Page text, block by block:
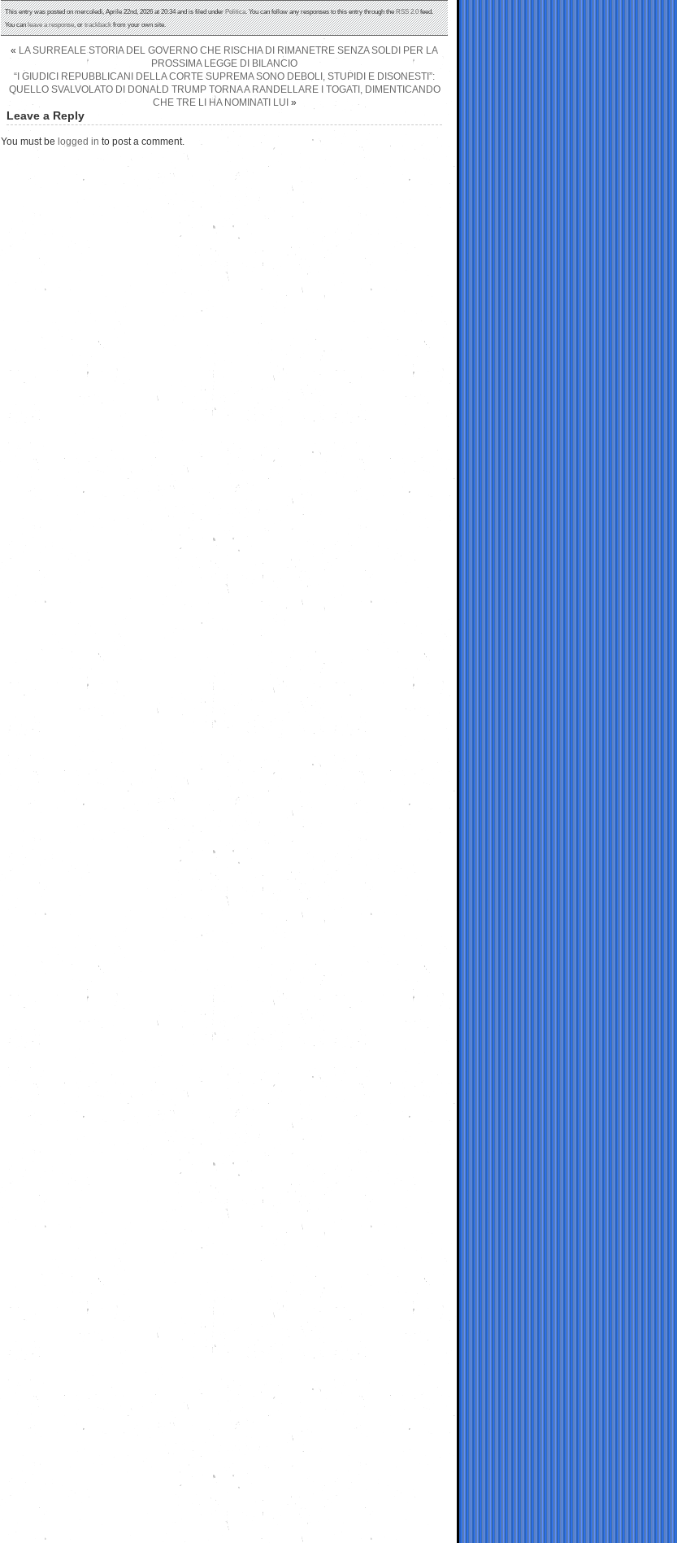
This entry was posted on mercoledì, Aprile 22nd, 2026 at 20:34 and is filed underPolitica. You can follow any responses to this entry through theRSS 2.0feed.
You canleave a response, ortrackbackfrom your own site.
« LA SURREALE STORIA DEL GOVERNO CHE RISCHIA DI RIMANETRE SENZA SOLDI PER LA
PROSSIMA LEGGE DI BILANCIO
“I GIUDICI REPUBBLICANI DELLA CORTE SUPREMA SONO DEBOLI, STUPIDI E DISONESTI”:
QUELLO SVALVOLATO DI DONALD TRUMP TORNA A RANDELLARE I TOGATI, DIMENTICANDO
CHE TRE LI HA NOMINATI LUI »
Leave a Reply
You must be logged in to post a comment.